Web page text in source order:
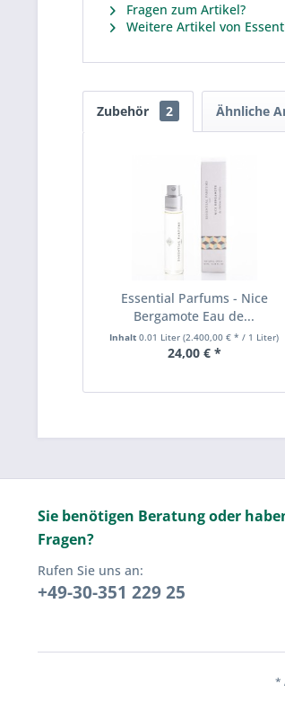
Fragen zum Artikel?
Weitere Artikel von
Zubehör 2 Ähnliche
Essential Parfums - Nice
Bergamote Eau de...
Inhalt0.01 Liter(2.400,00 € * / 1 Liter)
24,00 € *
Sie benötigen Beratung oder
Fragen?
Rufen Sie uns an:
+49-30-351 229 25
*